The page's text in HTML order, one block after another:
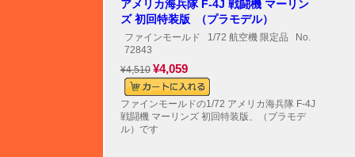
アメリカ海兵隊 F-4J 戦闘機 マーリン
ズ 初回特装版 （プラモデル）
ファインモールド 1/72 航空機 限定品 No.
72843
¥4,510 ¥4,059
ファインモールドの1/72 アメリカ海兵隊 F-4J
戦闘機 マーリンズ 初回特装版、（プラモデ
ル）です